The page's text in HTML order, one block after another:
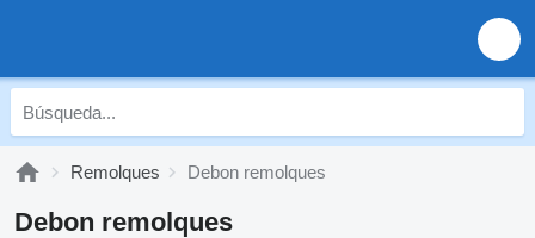
Remolques Debon remolques
Debon remolques